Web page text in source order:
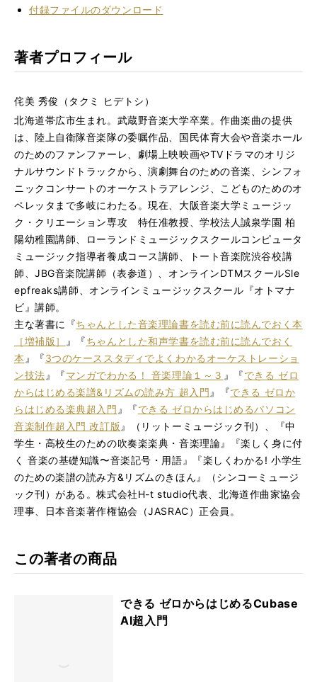
付録ファイルのダウンロード
著者プロフィール
侘美 秀俊（タクミ ヒデトシ）
北海道帯広市生まれ。武蔵野音楽大学卒業。作曲楽曲の提供
は、陸上自衛隊音楽隊の委嘱作品、国民体育大会や音楽ホール
のためのファンファーレ、劇場上映映画やTVドラマのオリジ
ナルサウンドトラックから、演劇舞台のための音楽、シンフォ
ニックコンサートのオーケストラアレンジ、こどものためのオ
ペレッタまで多岐にわたる。現在、大阪音楽大学ミュージッ
ク・クリエーション専攻 特任准教授、学校法人誠泉学園 柏
陽幼稚園講師、ローランドミュージックスクールコンピュータ
ミュージック指導者養成コース講師、トート⾳楽院渋⾕校講
師、JBG⾳楽院講師（表参道）、オンラインDTMスクールSle
epfreaks講師、オンラインミュージックスクール『オトマナ
ビ』講師。
主な著書に『ちゃんとした音楽理論書を読む前に読んでおく本
［増補版］
』『ちゃんとした和声学書を読む前に読んでおく
本 』『3つのケーススタディでよくわかるオーケストレーショ
ン技法 』『マンガでわかる！ 音楽理論１～３ 』『できる ゼロ
からはじめる楽譜&リズムの読み方 超入門 』『できる ゼロか
らはじめる楽典超入門 』『できる ゼロからはじめるパソコン
音楽制作超入門 改訂版 』（リットーミュージック刊）、『中
学⽣・⾼校⽣のための吹奏楽楽典・⾳楽理論』『楽しく⾝に付
く ⾳楽の基礎知識〜⾳楽記号・⽤語』『楽しくわかる! 小学生
のための楽譜の読み方&リズムのきほん』（シンコーミュージ
ック刊）がある。株式会社H-t studio代表、北海道作曲家協会
理事、日本音楽著作権協会（JASRAC）正会員。
この著者の商品
できる ゼロからはじめるCubase
AI超入門